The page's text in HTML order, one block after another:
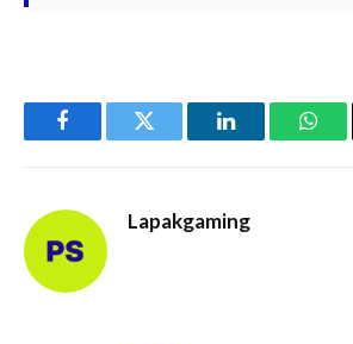
FacebookTwitter LinkedIn
Lapakgaming